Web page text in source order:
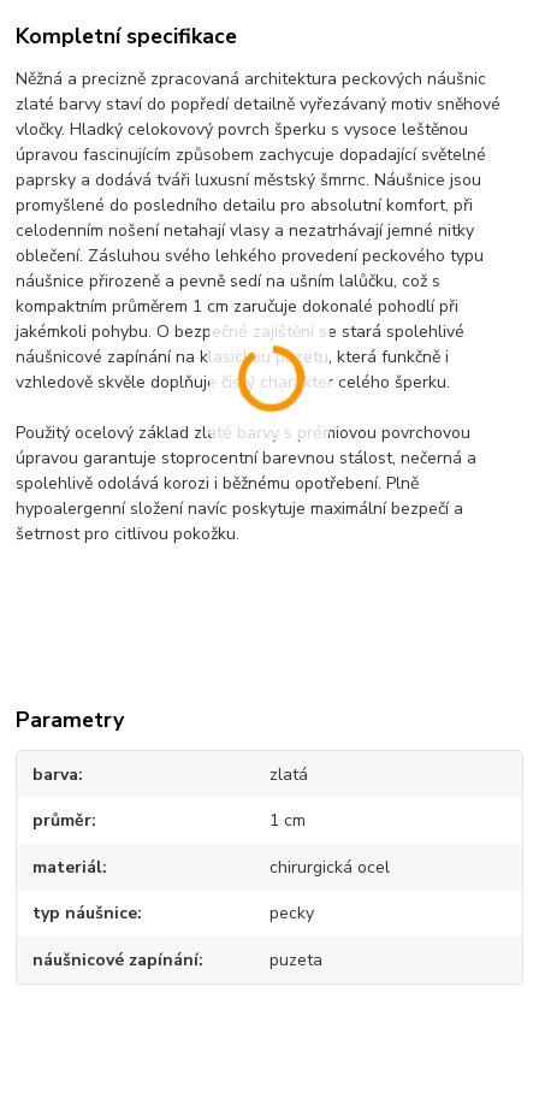
Kompletní specifikace
Něžná a precizně zpracovaná architektura peckových náušnic
zlaté barvy staví do popředí detailně vyřezávaný motiv sněhové
vločky. Hladký celokovový povrch šperku s vysoce leštěnou
úpravou fascinujícím způsobem zachycuje dopadající světelné
paprsky a dodává tváři luxusní městský šmrnc. Náušnice jsou
promyšlené do posledního detailu pro absolutní komfort, při
celodenním nošení netahají vlasy a nezatrhávají jemné nitky
oblečení. Zásluhou svého lehkého provedení peckového typu
náušnice přirozeně a pevně sedí na ušním lalůčku, což s
kompaktním průměrem 1 cm zaručuje dokonalé pohodlí při
jakémkoli pohybu. O bezpečné zajištění se stará spolehlivé
náušnicové zapínání na klasickou puzetu, která funkčně i
vzhledově skvěle doplňuje čistý charakter celého šperku.
Použitý ocelový základ zlaté barvy s prémiovou povrchovou
úpravou garantuje stoprocentní barevnou stálost, nečerná a
spolehlivě odolává korozi i běžnému opotřebení. Plně
hypoalergenní složení navíc poskytuje maximální bezpečí a
šetrnost pro citlivou pokožku.
Parametry
barva zlatá
průměr 1 cm
materiál chirurgická ocel
typ náušnice pecky
náušnicové zapínání puzeta